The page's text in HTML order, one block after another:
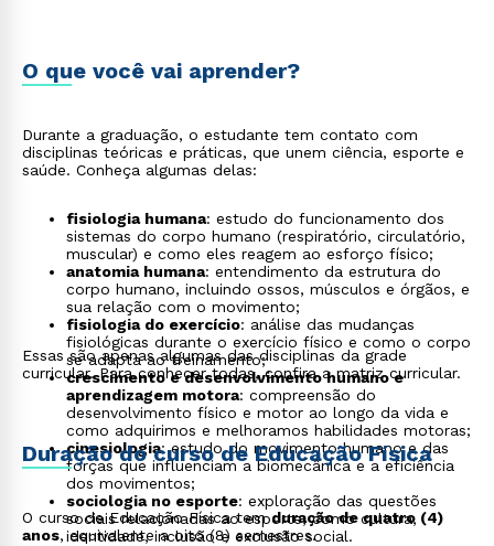
O que você vai aprender?
Durante a graduação, o estudante tem contato com
disciplinas teóricas e práticas, que unem ciência, esporte e
saúde. Conheça algumas delas:
fisiologia humana: estudo do funcionamento dos
sistemas do corpo humano (respiratório, circulatório,
muscular) e como eles reagem ao esforço físico;
anatomia humana: entendimento da estrutura do
corpo humano, incluindo ossos, músculos e órgãos, e
sua relação com o movimento;
fisiologia do exercício: análise das mudanças
fisiológicas durante o exercício físico e como o corpo
se adapta ao treinamento;
crescimento e desenvolvimento humano e
aprendizagem motora: compreensão do
desenvolvimento físico e motor ao longo da vida e
como adquirimos e melhoramos habilidades motoras;
cinesiologia: estudo do movimento humano e das
forças que influenciam a biomecânica e a eficiência
dos movimentos;
sociologia no esporte: exploração das questões
sociais relacionadas ao esporte, como cultura,
identidade, inclusão e exclusão social.
Essas são apenas algumas das disciplinas da grade
curricular. Para conhecer todas, confira a matriz curricular.
Duração do curso de Educação Física
O curso de Educação Física temduração de quatro (4)
anos, equivalente a oito (8) semestres.